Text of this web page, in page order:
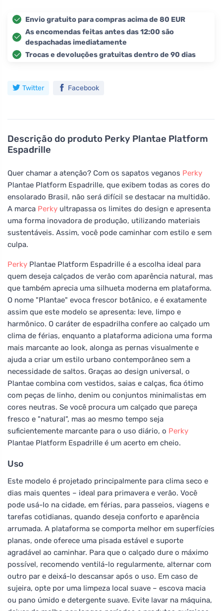
Descrição do produto Perky Plantae Platform
Espadrille
Quer chamar a atenção? Com os sapatos veganos Perky
Plantae Platform Espadrille, que exibem todas as cores do
ensolarado Brasil, não será difícil se destacar na multidão.
A marca Perky ultrapassa os limites do design e apresenta
uma forma inovadora de produção, utilizando materiais
sustentáveis. Assim, você pode caminhar com estilo e sem
culpa.
Perky Plantae Platform Espadrille é a escolha ideal para
quem deseja calçados de verão com aparência natural, mas
que também aprecia uma silhueta moderna em plataforma.
O nome "Plantae" evoca frescor botânico, e é exatamente
assim que este modelo se apresenta: leve, limpo e
harmônico. O caráter de espadrilha confere ao calçado um
clima de férias, enquanto a plataforma adiciona uma forma
mais marcante ao look, alonga as pernas visualmente e
ajuda a criar um estilo urbano contemporâneo sem a
necessidade de saltos. Graças ao design universal, o
Plantae combina com vestidos, saias e calças, fica ótimo
com peças de linho, denim ou conjuntos minimalistas em
cores neutras. Se você procura um calçado que pareça
fresco e "natural", mas ao mesmo tempo seja
suficientemente marcante para o uso diário, o Perky
Plantae Platform Espadrille é um acerto em cheio.
Uso
Este modelo é projetado principalmente para clima seco e
dias mais quentes – ideal para primavera e verão. Você
pode usá-lo na cidade, em férias, para passeios, viagens e
tarefas cotidianas, quando deseja conforto e aparência
arrumada. A plataforma se comporta melhor em superfícies
planas, onde oferece uma pisada estável e suporte
agradável ao caminhar. Para que o calçado dure o máximo
possível, recomendo ventilá-lo regularmente, alternar com
outro par e deixá-lo descansar após o uso. Em caso de
sujeira, opte por uma limpeza local suave – escova macia
ou pano úmido e detergente suave. Evite lavar na máquina,
Envio gratuito para compras acima de 80 EUR
As encomendas feitas antes das 12:00 são
despachadas imediatamente
Trocas e devoluções gratuitas dentro de 90 dias
Twitter Facebook